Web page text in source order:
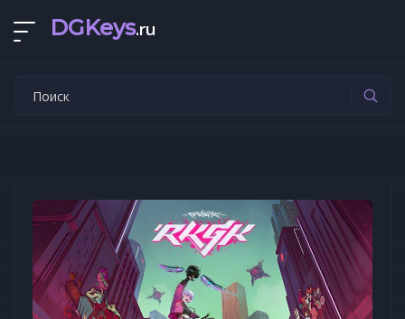
DGKeys.ru